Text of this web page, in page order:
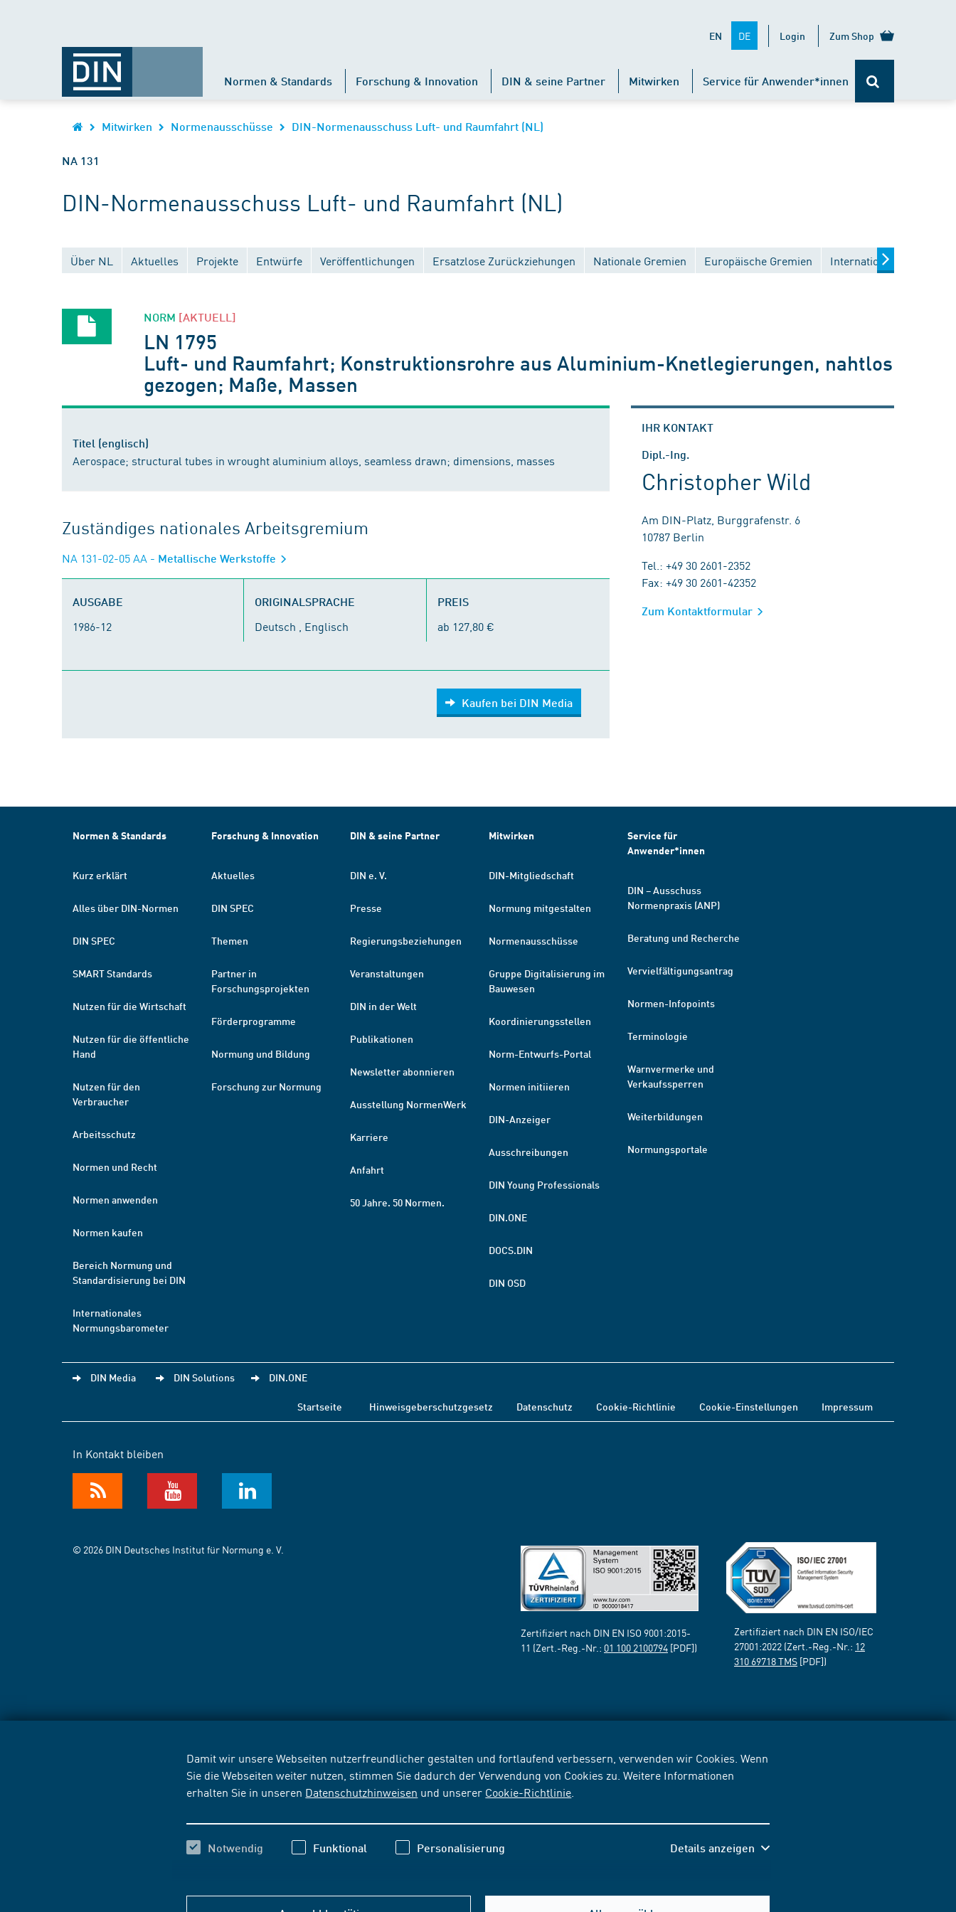
Damit wir unsere Webseiten nutzerfreundlicher gestalten und fortlaufend verbessern, verwenden wir Cookies. Wenn
Sie die Webseiten weiter nutzen, stimmen Sie dadurch der Verwendung von Cookies zu. Weitere Informationen
erhalten Sie in unseren Datenschutzhinweisen und unserer Cookie-Richtlinie
Notwendig Funktional Personalisierung Details anzeigen
EN DE Login Zum Shop
Normen & Standards Forschung & Innovation DIN & seine Partner Mitwirken Service für Anwender*innen
Mitwirken Normenausschüsse DIN-Normenausschuss Luft- und Raumfahrt (NL)
NA 131
DIN-Normenausschuss Luft- und Raumfahrt (NL)
Über NL Aktuelles Projekte Entwürfe Veröffentlichungen Ersatzlose Zurückziehungen Nationale Gremien Europäische Gremien Internationale Gremien
NORM [AKTUELL]
LN 1795
Luft- und Raumfahrt; Konstruktionsrohre aus Aluminium-Knetlegierungen, nahtlos
gezogen; Maße, Massen
Titel (englisch)
Aerospace; structural tubes in wrought aluminium alloys, seamless drawn; dimensions, masses
Zuständiges nationales Arbeitsgremium
NA 131-02-05 AA - Metallische Werkstoffe
AUSGABE
1986-12
ORIGINALSPRACHE
Deutsch , Englisch
PREIS
ab 127,80 €
Kaufen bei DIN Media
IHR KONTAKT
Dipl.-Ing.
Christopher Wild
Am DIN-Platz, Burggrafenstr. 6
10787 Berlin
Tel.: +49 30 2601-2352
Fax: +49 30 2601-42352
Zum Kontaktformular
Normen & Standards
Kurz erklärt
Alles über DIN-Normen
DIN SPEC
SMART Standards
Nutzen für die Wirtschaft
Nutzen für die öffentliche
Hand
Nutzen für den
Verbraucher
Arbeitsschutz
Normen und Recht
Normen anwenden
Normen kaufen
Bereich Normung und
Standardisierung bei DIN
Internationales
Normungsbarometer
Forschung & Innovation
Aktuelles
DIN SPEC
Themen
Partner in
Forschungsprojekten
Förderprogramme
Normung und Bildung
Forschung zur Normung
DIN & seine Partner
DIN e. V.
Presse
Regierungsbeziehungen
Veranstaltungen
DIN in der Welt
Publikationen
Newsletter abonnieren
Ausstellung NormenWerk
Karriere
Anfahrt
50 Jahre. 50 Normen.
Mitwirken
DIN-Mitgliedschaft
Normung mitgestalten
Normenausschüsse
Gruppe Digitalisierung im
Bauwesen
Koordinierungsstellen
Norm-Entwurfs-Portal
Normen initiieren
DIN-Anzeiger
Ausschreibungen
DIN Young Professionals
DIN.ONE
DOCS.DIN
DIN OSD
Service für
Anwender*innen
DIN – Ausschuss
Normenpraxis (ANP)
Beratung und Recherche
Vervielfältigungsantrag
Normen-Infopoints
Terminologie
Warnvermerke und
Verkaufssperren
Weiterbildungen
Normungsportale
DIN Media DIN Solutions DIN.ONE
Startseite Hinweisgeberschutzgesetz Datenschutz Cookie-Richtlinie Cookie-Einstellungen Impressum
In Kontakt bleiben
© 2026 DIN Deutsches Institut für Normung e. V.
Zertifiziert nach DIN EN ISO 9001:2015-
11 (Zert.-Reg.-Nr.: 01 100 2100794 [PDF])
Zertifiziert nach DIN EN ISO/IEC
27001:2022 (Zert.-Reg.-Nr.: 12
310 69718 TMS [PDF])